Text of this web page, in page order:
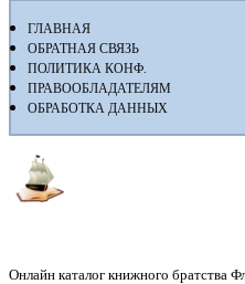
ГЛАВНАЯ
ОБРАТНАЯ СВЯЗЬ
ПОЛИТИКА КОНФ.
ПРАВООБЛАДАТЕЛЯМ
ОБРАБОТКА ДАННЫХ
Онлайн каталог книжного братства